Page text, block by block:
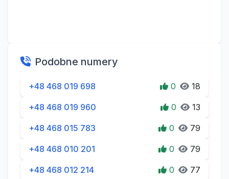
Podobne numery
+48 468 019 698 0 18
+48 468 019 960 0 13
+48 468 015 783 0 79
+48 468 010 201 0 79
+48 468 012 214 0 77